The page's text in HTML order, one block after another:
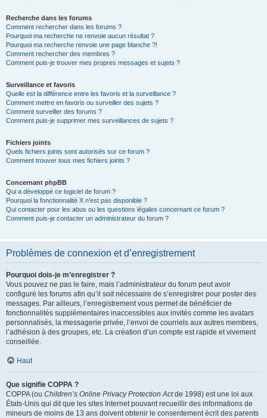
Recherche dans les forums
Comment rechercher dans les forums ?
Pourquoi ma recherche ne renvoie aucun résultat ?
Pourquoi ma recherche renvoie une page blanche ?!
Comment rechercher des membres ?
Comment puis-je trouver mes propres messages et sujets ?
Surveillance et favoris
Quelle est la différence entre les favoris et la surveillance ?
Comment mettre en favoris ou surveiller des sujets ?
Comment surveiller des forums ?
Comment puis-je supprimer mes surveillances de sujets ?
Fichiers joints
Quels fichiers joints sont autorisés sur ce forum ?
Comment trouver tous mes fichiers joints ?
Concernant phpBB
Qui a développé ce logiciel de forum ?
Pourquoi la fonctionnalité X n’est pas disponible ?
Qui contacter pour les abus ou les questions légales concernant ce forum ?
Comment puis-je contacter un administrateur du forum ?
Problèmes de connexion et d’enregistrement
Pourquoi dois-je m’enregistrer ?
Vous pouvez ne pas le faire, mais l’administrateur du forum peut avoir
configuré les forums afin qu’il soit nécessaire de s’enregistrer pour poster des
messages. Par ailleurs, l’enregistrement vous permet de bénéficier de
fonctionnalités supplémentaires inaccessibles aux invités comme les avatars
personnalisés, la messagerie privée, l’envoi de courriels aux autres membres,
l’adhésion à des groupes, etc. La création d’un compte est rapide et vivement
conseillée.
Haut
Que signifie COPPA ?
COPPA (ou Children’s Online Privacy Protection Actde 1998) est une loi aux
États-Unis qui dit que les sites Internet pouvant recueillir des informations de
mineurs de moins de 13 ans doivent obtenir le consentement écrit des parents